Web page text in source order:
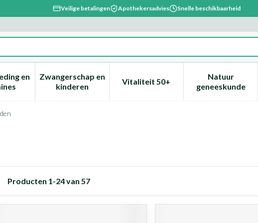
Veilige betalingen Apothekersadvies Snelle beschikbaarheid
verzorging en hygiëne categorie
en
submenu voor Dieet, voeding en vitamines categorie
Zwangerschap en
kinderenToon submenu voor Zwangerschap en kinderen
Vitaliteit 50+Toon submenu voor Vitaliteit
Natuur
geneeskunde
Toon
Producten 1-24van 57